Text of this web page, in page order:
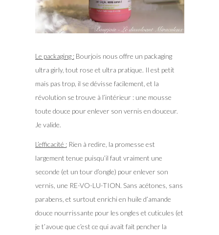
Le packaging :Bourjois nous offre un packaging
ultra girly, tout rose et ultra pratique. Il est petit
mais pas trop, il se dévisse facilement, et la
révolution se trouve à l’intérieur : une mousse
toute douce pour enlever son vernis en douceur.
Je valide.
L’efficacité :Rien à redire, la promesse est
largement tenue puisqu’il faut vraiment une
seconde (et un tour d’ongle) pour enlever son
vernis, une RE-VO-LU-TION. Sans acétones, sans
parabens, et surtout enrichi en huile d’amande
douce nourrissante pour les ongles et cuticules (et
je t’avoue que c’est ce qui avait fait pencher la